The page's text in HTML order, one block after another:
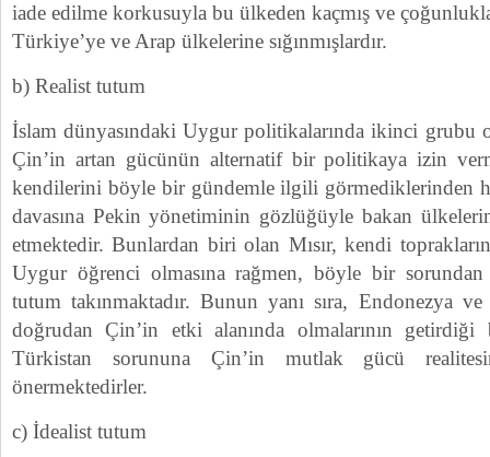
iade edilme korkusuyla bu ülkeden kaçmış ve
Türkiye’ye ve Arap ülkelerine sığınmışlardır.
b) Realist tutum
İslam dünyasındaki Uygur politikalarında ikinci grubu
Çin’in artan gücünün alternatif bir politikaya izin
kendilerini böyle bir gündemle ilgili görmediklerinden
davasına Pekin yönetiminin gözlüğüyle bakan
etmektedir. Bunlardan biri olan Mısır, kendi
Uygur öğrenci olmasına rağmen, böyle bir
tutum takınmaktadır. Bunun yanı sıra, Endonezya
doğrudan Çin’in etki alanında olmalarının
Türkistan sorununa Çin’in mutlak gücü
önermektedirler.
c) İdealist tutum